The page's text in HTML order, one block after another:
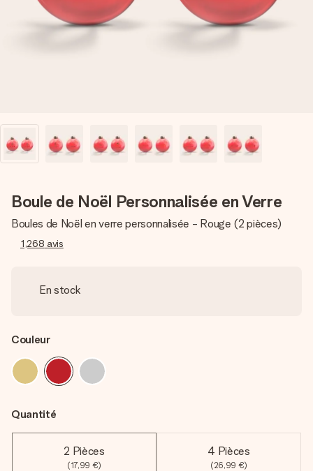
Créez quelque chose d’unique en quelques étapes – avec
son prénom, votre photo ou un message qui touche le cœur.
Sans complications, juste tout l’amour pour le moment idéal.
Boule de Noël Personnalisée en Verre
Boules de Noël en verre personnalisée - Rouge (2 pièces)
1,268 avis
En stock
Couleur
Quantité
2 Pièces
(17,99 €)
4 Pièces
(26,99 €)